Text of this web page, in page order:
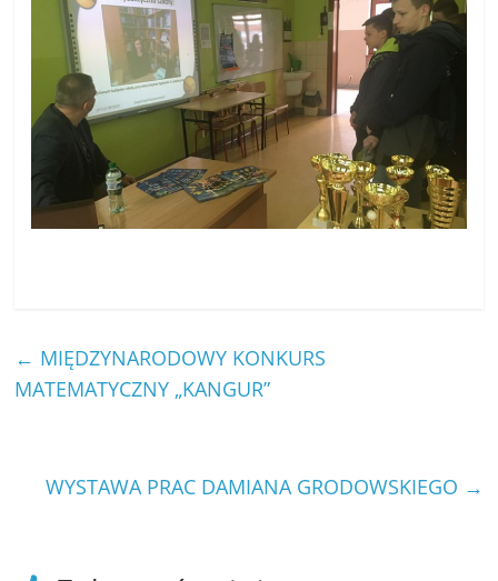
← MIĘDZYNARODOWY KONKURS
MATEMATYCZNY „KANGUR”
WYSTAWA PRAC DAMIANA GRODOWSKIEGO →